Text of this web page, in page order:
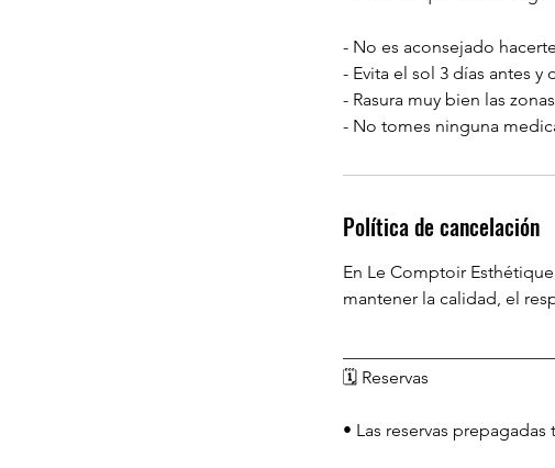
- No es aconsejado
- Evita el sol 3 días antes y
- Rasura muy bien las
Política de cancelación
En Le Comptoir
mantener la calidad, el
🗓️ Reservas
• Las reservas